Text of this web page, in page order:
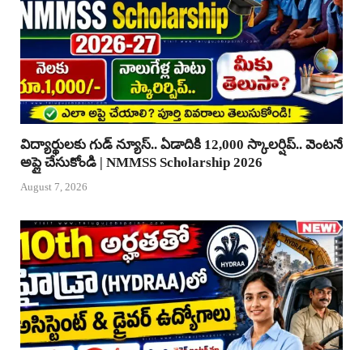
విద్యార్థులకు గుడ్ న్యూస్.. ఏడాదికి 12,000 స్కాలర్షిప్.. వెంటనే
అప్లై చేసుకోండి | NMMSS Scholarship 2026
August 7, 2026